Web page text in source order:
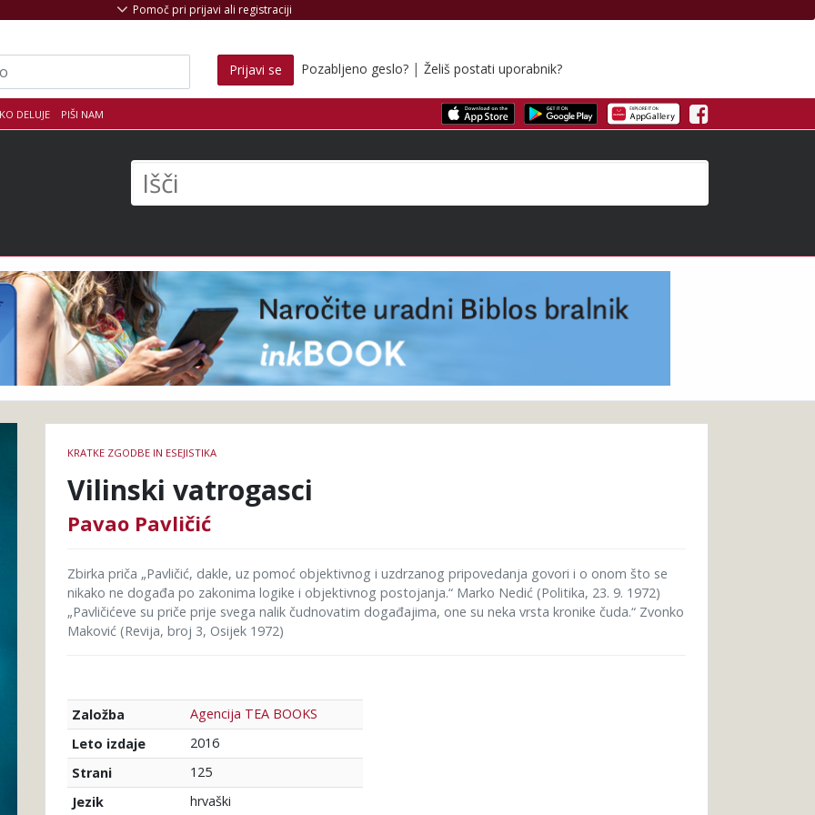
DELUJE PIŠI NAM Facebook
Pomoč pri prijavi ali registraciji
Prijavi se Pozabljeno geslo? | Želiš postati uporabnik?
knjige
KRATKE ZGODBE IN ESEJISTIKA
Vilinski vatrogasci
Pavao Pavličić
Zbirka priča „Pavličić, dakle, uz pomoć objektivnog i uzdrzanog pripovedanja govori i o onom što se
nikako ne događa po zakonima logike i objektivnog postojanja.“ Marko Nedić (Politika, 23. 9. 1972)
„Pavličićeve su priče prije svega nalik čudnovatim događajima, one su neka vrsta kronike čuda.“ Zvonko
Maković (Revija, broj 3, Osijek 1972)
Založba
Agencija TEA BOOKS
Leto izdaje
2016
Strani
125
Jezik
hrvaški